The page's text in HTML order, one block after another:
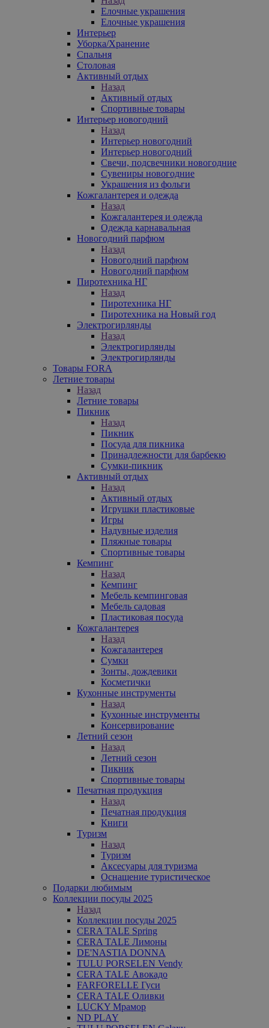
Елочные украшения
Елочные украшения
Интерьер
Уборка/Хранение
Спальня
Столовая
Активный отдых
Назад
Активный отдых
Спортивные товары
Интерьер новогодний
Назад
Интерьер новогодний
Интерьер новогодний
Свечи, подсвечники новогодние
Сувениры новогодние
Украшения из фольги
Кожгалантерея и одежда
Назад
Кожгалантерея и одежда
Одежда карнавальная
Новогодний парфюм
Назад
Новогодний парфюм
Новогодний парфюм
Пиротехника НГ
Назад
Пиротехника НГ
Пиротехника на Новый год
Электрогирлянды
Назад
Электрогирлянды
Электрогирлянды
Товары FORA
Летние товары
Назад
Летние товары
Пикник
Назад
Пикник
Посуда для пикника
Принадлежности для барбекю
Сумки-пикник
Активный отдых
Назад
Активный отдых
Игрушки пластиковые
Игры
Надувные изделия
Пляжные товары
Спортивные товары
Кемпинг
Назад
Кемпинг
Мебель кемпинговая
Мебель садовая
Пластиковая посуда
Кожгалантерея
Назад
Кожгалантерея
Сумки
Зонты, дождевики
Косметички
Кухонные инструменты
Назад
Кухонные инструменты
Консервирование
Летний сезон
Назад
Летний сезон
Пикник
Спортивные товары
Печатная продукция
Назад
Печатная продукция
Книги
Туризм
Назад
Туризм
Аксесуары для туризма
Оснащение туристическое
Подарки любимым
Коллекции посуды 2025
Назад
Коллекции посуды 2025
CERA TALE Spring
CERA TALE Лимоны
DE'NASTIA DONNA
TULU PORSELEN Vendy
CERA TALE Авокадо
FARFORELLE Гуси
CERA TALE Оливки
LUCKY Мрамор
ND PLAY